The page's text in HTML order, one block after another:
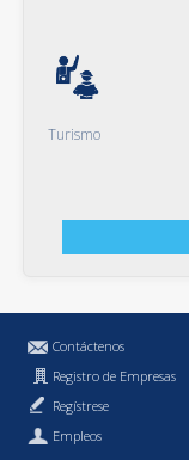
Turismo
Contáctenos
Registro de Empresas
Regístrese
Empleos